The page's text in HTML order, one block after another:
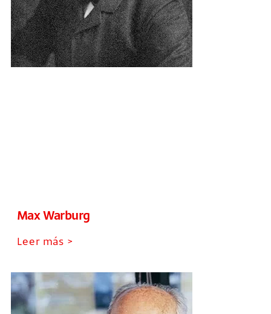
Max Warburg
Leer más >